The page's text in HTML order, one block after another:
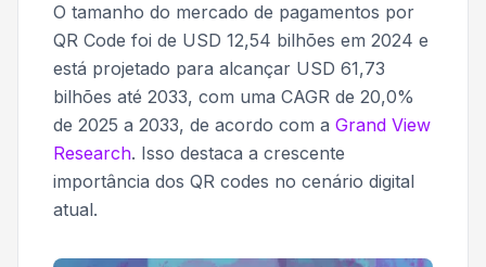
O tamanho do mercado de pagamentos por
QR Code foi de USD 12,54 bilhões em 2024 e
está projetado para alcançar USD 61,73
bilhões até 2033, com uma CAGR de 20,0%
de 2025 a 2033, de acordo com a Grand View
Research. Isso destaca a crescente
importância dos QR codes no cenário digital
atual.